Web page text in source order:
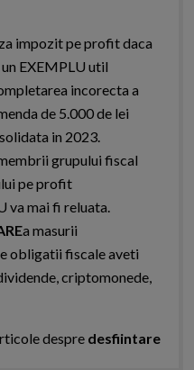
impozit pe profit daca
EXEMPLU util
incorecta a
de 5.000 de lei
in 2023.
grupului fiscal
pe profit
va mai fi reluata.
a masurii
obligatii fiscale aveti
criptomonede,
despre desfiintare